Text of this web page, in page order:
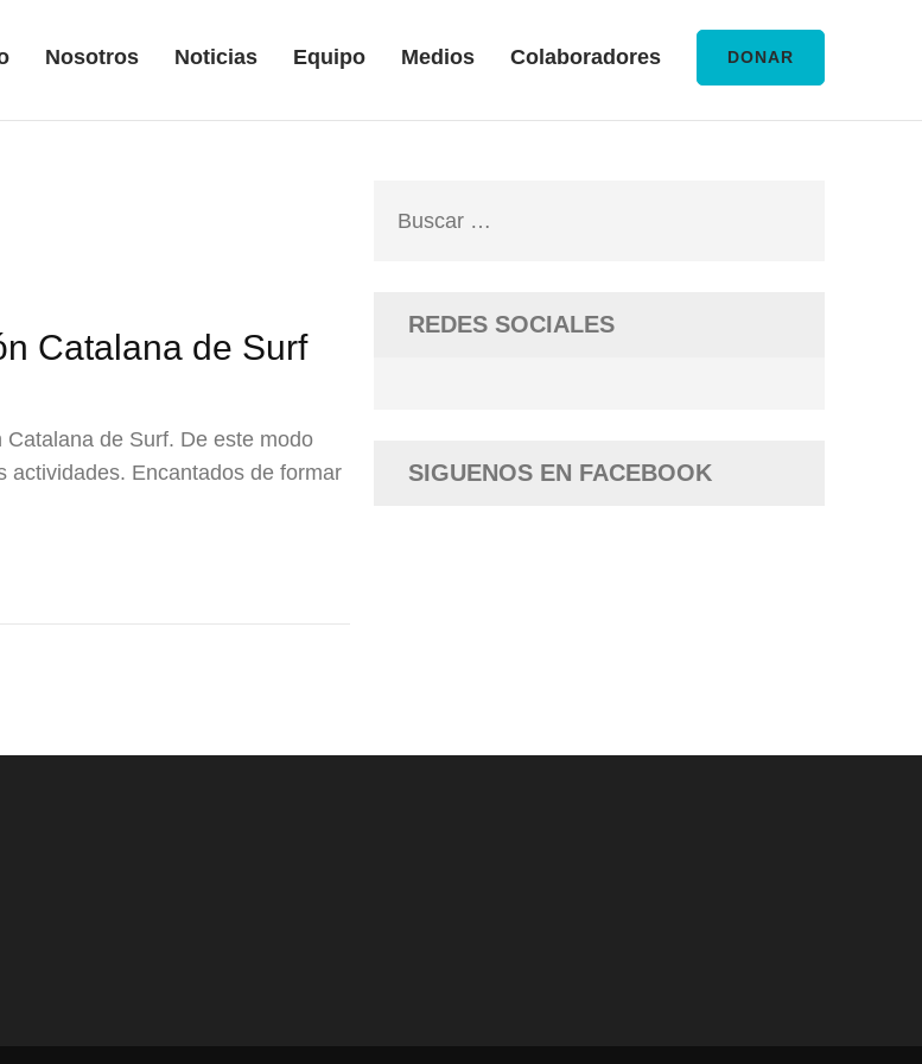
Nosotros Noticias Equipo Medios Colaboradores DONAR
Catalana de Surf
de Surf. De este modo
actividades. Encantados de formar
Buscar:
REDES SOCIALES
SIGUENOS EN FACEBOOK